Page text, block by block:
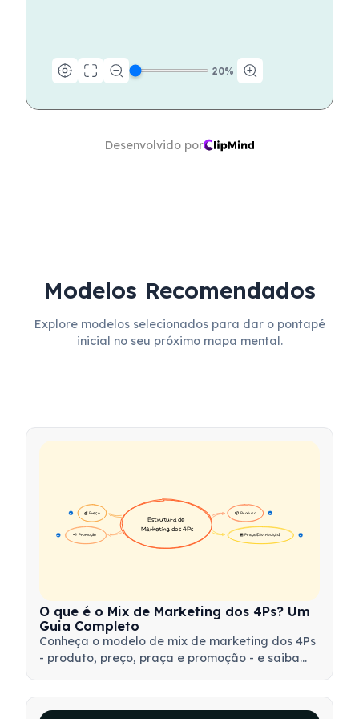
20%
Desenvolvido por
Modelos Recomendados
Explore modelos selecionados para dar o pontapé
inicial no seu próximo mapa mental.
📦 Produto 16
💰 Preço
16
🏪 Praça (Distribuição) 17
📢 Promoção
17
Estrutura de
Marketing dos 4Ps
O que é o Mix de Marketing dos 4Ps? Um
Guia Completo
Conheça o modelo de mix de marketing dos 4Ps
- produto, preço, praça e promoção - e saiba